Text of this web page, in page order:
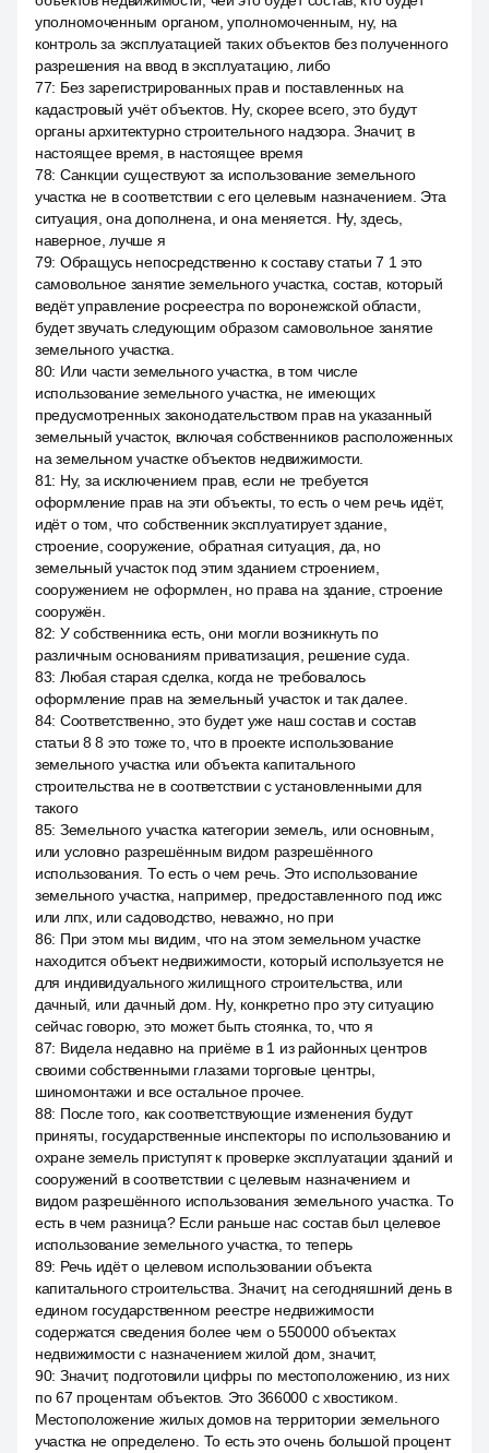
уполномоченным органом, уполномоченным, ну, на
контроль за эксплуатацией таких объектов без полученного
разрешения на ввод в эксплуатацию, либо
77: Без зарегистрированных прав и поставленных на
кадастровый учёт объектов. Ну, скорее всего, это будут
органы архитектурно строительного надзора. Значит, в
настоящее время, в настоящее время
78: Санкции существуют за использование земельного
участка не в соответствии с его целевым назначением. Эта
ситуация, она дополнена, и она меняется. Ну, здесь,
наверное, лучше я
79: Обращусь непосредственно к составу статьи 7 1 это
самовольное занятие земельного участка, состав, который
ведёт управление росреестра по воронежской области,
будет звучать следующим образом самовольное занятие
земельного участка.
80: Или части земельного участка, в том числе
использование земельного участка, не имеющих
предусмотренных законодательством прав на указанный
земельный участок, включая собственников расположенных
на земельном участке объектов недвижимости.
81: Ну, за исключением прав, если не требуется
оформление прав на эти объекты, то есть о чем речь идёт,
идёт о том, что собственник эксплуатирует здание,
строение, сооружение, обратная ситуация, да, но
земельный участок под этим зданием строением,
сооружением не оформлен, но права на здание, строение
сооружён.
82: У собственника есть, они могли возникнуть по
различным основаниям приватизация, решение суда.
83: Любая старая сделка, когда не требовалось
оформление прав на земельный участок и так далее.
84: Соответственно, это будет уже наш состав и состав
статьи 8 8 это тоже то, что в проекте использование
земельного участка или объекта капитального
строительства не в соответствии с установленными для
такого
85: Земельного участка категории земель, или основным,
или условно разрешённым видом разрешённого
использования. То есть о чем речь. Это использование
земельного участка, например, предоставленного под ижс
или лпх, или садоводство, неважно, но при
86: При этом мы видим, что на этом земельном участке
находится объект недвижимости, который используется не
для индивидуального жилищного строительства, или
дачный, или дачный дом. Ну, конкретно про эту ситуацию
сейчас говорю, это может быть стоянка, то, что я
87: Видела недавно на приёме в 1 из районных центров
своими собственными глазами торговые центры,
шиномонтажи и все остальное прочее.
88: После того, как соответствующие изменения будут
приняты, государственные инспекторы по использованию и
охране земель приступят к проверке эксплуатации зданий и
сооружений в соответствии с целевым назначением и
видом разрешённого использования земельного участка. То
есть в чем разница? Если раньше нас состав был целевое
использование земельного участка, то теперь
89: Речь идёт о целевом использовании объекта
капитального строительства. Значит, на сегодняшний день в
едином государственном реестре недвижимости
содержатся сведения более чем о 550000 объектах
недвижимости с назначением жилой дом, значит,
90: Значит, подготовили цифры по местоположению, из них
по 67 процентам объектов. Это 366000 с хвостиком.
Местоположение жилых домов на территории земельного
участка не определено. То есть это очень большой процент